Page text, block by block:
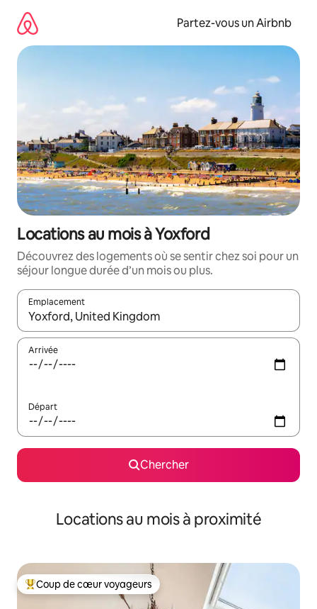
directement
contenu
Partez-vous un Airbnb
Locations au mois à Yoxford
Découvrez des logements où se sentir chez soi pour un
séjour longue durée d’un mois ou plus.
Emplacement
Quand les résultats sont affichés, parcourez-les en utilisant
Arrivée
Départ
Chercher
Locations au mois à proximité
Coup de cœur voyageurs parmi les plus aimés
Coup de cœur voyageurs